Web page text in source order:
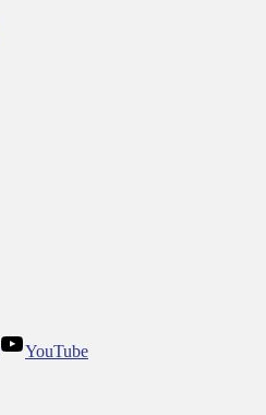
YouTube